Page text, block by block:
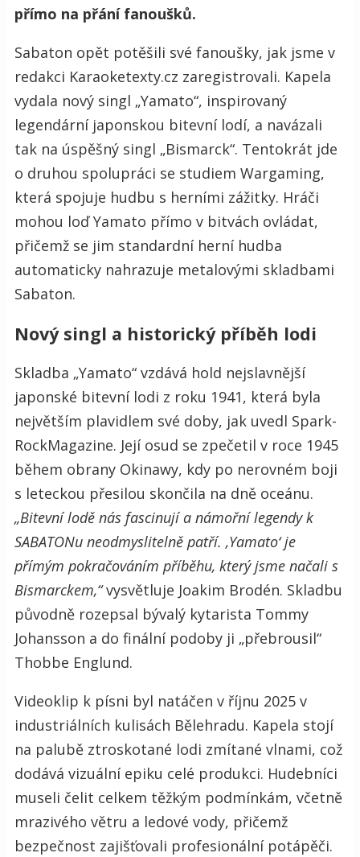
přímo na přání fanoušků.
Sabaton opět potěšili své fanoušky, jak jsme v
redakci Karaoketexty.cz zaregistrovali. Kapela
vydala nový singl „Yamato“, inspirovaný
legendární japonskou bitevní lodí, a navázali
tak na úspěšný singl „Bismarck“. Tentokrát jde
o druhou spolupráci se studiem Wargaming,
která spojuje hudbu s herními zážitky. Hráči
mohou loď Yamato přímo v bitvách ovládat,
přičemž se jim standardní herní hudba
automaticky nahrazuje metalovými skladbami
Sabaton.
Nový singl a historický příběh lodi
Skladba „Yamato“ vzdává hold nejslavnější
japonské bitevní lodi z roku 1941, která byla
největším plavidlem své doby, jak uvedl Spark-
RockMagazine. Její osud se zpečetil v roce 1945
během obrany Okinawy, kdy po nerovném boji
s leteckou přesilou skončila na dně oceánu.
„Bitevní lodě nás fascinují a námořní legendy k
SABATONu neodmyslitelně patří. ‚Yamato‘ je
přímým pokračováním příběhu, který jsme načali s
Bismarckem,“vysvětluje Joakim Brodén. Skladbu
původně rozepsal bývalý kytarista Tommy
Johansson a do finální podoby ji „přebrousil“
Thobbe Englund.
Videoklip k písni byl natáčen v říjnu 2025 v
industriálních kulisách Bělehradu. Kapela stojí
na palubě ztroskotané lodi zmítané vlnami, což
dodává vizuální epiku celé produkci. Hudebníci
museli čelit celkem těžkým podmínkám, včetně
mrazivého větru a ledové vody, přičemž
bezpečnost zajišťovali profesionální potápěči.